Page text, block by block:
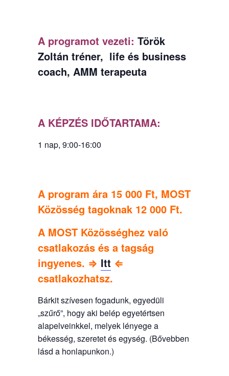
A programot vezeti: Török
Zoltán tréner, life és business
coach, AMM terapeuta
A KÉPZÉS IDŐTARTAMA:
1 nap, 9:00-16:00
A program ára 15 000 Ft, MOST
Közösség tagoknak 12 000 Ft.
A MOST Közösséghez való
csatlakozás és a tagság
ingyenes. ⇒ Itt ⇐
csatlakozhatsz.
Bárkit szívesen fogadunk, egyedüli
„szűrő”, hogy aki belép egyetértsen
alapelveinkkel, melyek lényege a
békesség, szeretet és egység. (Bővebben
lásd a honlapunkon.)